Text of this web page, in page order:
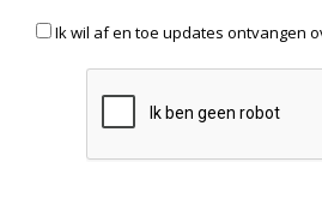
Ik wil af en toe updates ontvangen